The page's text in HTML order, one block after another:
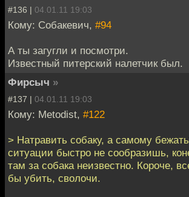
#136 | 04.01.11 19:03
Кому: Собакевич, #94
А ты загугли и посмотри.
Известный питерский налетчик был.
Фирсыч »
#137 | 04.01.11 19:03
Кому: Metodist, #122
> Натравить собаку, а самому
ситуации быстро не сообразишь,
там за собака неизвестно. Короче,
бы убить, сволочи.